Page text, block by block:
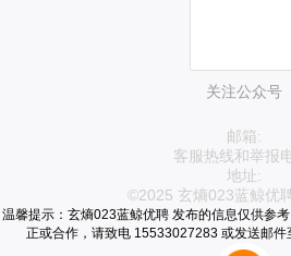
关注公众号
邮箱:
客服热线和举报
地址:
©2025 玄熵023蓝鲸优
温馨提示：玄熵023蓝鲸优聘 发布的信息仅供参
正或合作，请致电 15533027283 或发送邮件